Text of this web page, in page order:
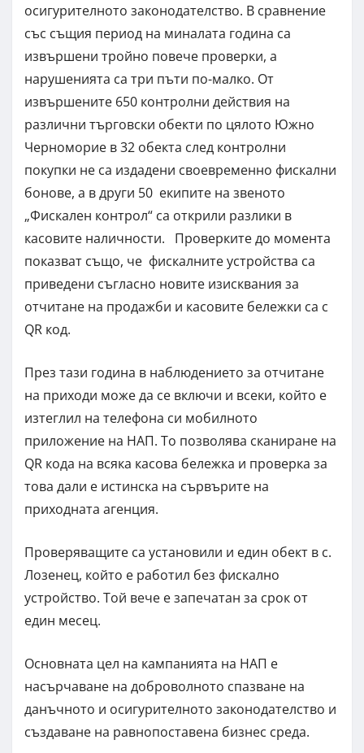
осигурителното законодателство. В сравнение
със същия период на миналата година са
извършени тройно повече проверки, а
нарушенията са три пъти по-малко. От
извършените 650 контролни действия на
различни търговски обекти по цялото Южно
Черноморие в 32 обекта след контролни
покупки не са издадени своевременно фискални
бонове, а в други 50 екипите на звеното
„Фискален контрол“ са открили разлики в
касовите наличности. Проверките до момента
показват също, че фискалните устройства са
приведени съгласно новите изисквания за
отчитане на продажби и касовите бележки са с
QR код.
През тази година в наблюдението за отчитане
на приходи може да се включи и всеки, който е
изтеглил на телефона си мобилното
приложение на НАП. То позволява сканиране на
QR кода на всяка касова бележка и проверка за
това дали е истинска на сървърите на
приходната агенция.
Проверяващите са установили и един обект в с.
Лозенец, който е работил без фискално
устройство. Той вече е запечатан за срок от
един месец.
Основната цел на кампанията на НАП е
насърчаване на доброволното спазване на
данъчното и осигурителното законодателство и
създаване на равнопоставена бизнес среда.